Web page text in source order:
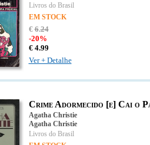
Livros do Brasil
EM STOCK
€6.24
-20%
€ 4.99
Ver + Detalhe
Crime Adormecido [e] Cai o
Agatha Christie
Agatha Christie
Livros do Brasil